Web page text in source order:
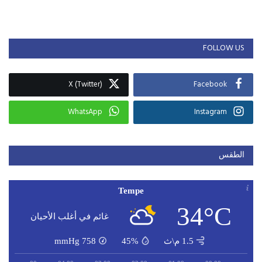
FOLLOW US
Facebook
X (Twitter)
Instagram
WhatsApp
الطقس
Tempe
34°C غائم في أغلب الأحيان
1.5 م\ث 45%
758
mmHg